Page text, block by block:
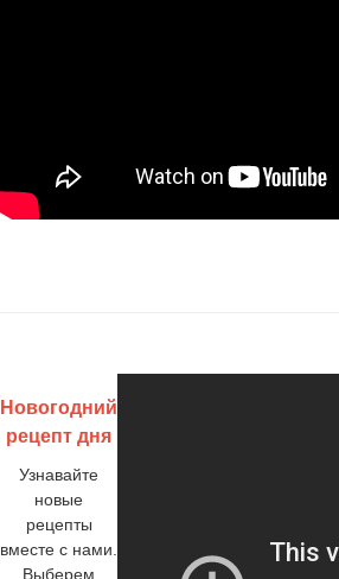
Новогодний
рецепт дня
Узнавайте
новые
рецепты
вместе с нами.
Выберем